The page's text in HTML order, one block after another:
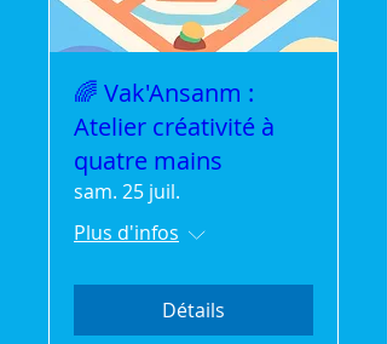
🌈 Vak'Ansanm :
Atelier créativité à
quatre mains
sam. 25 juil.
Plus d'infos
Détails